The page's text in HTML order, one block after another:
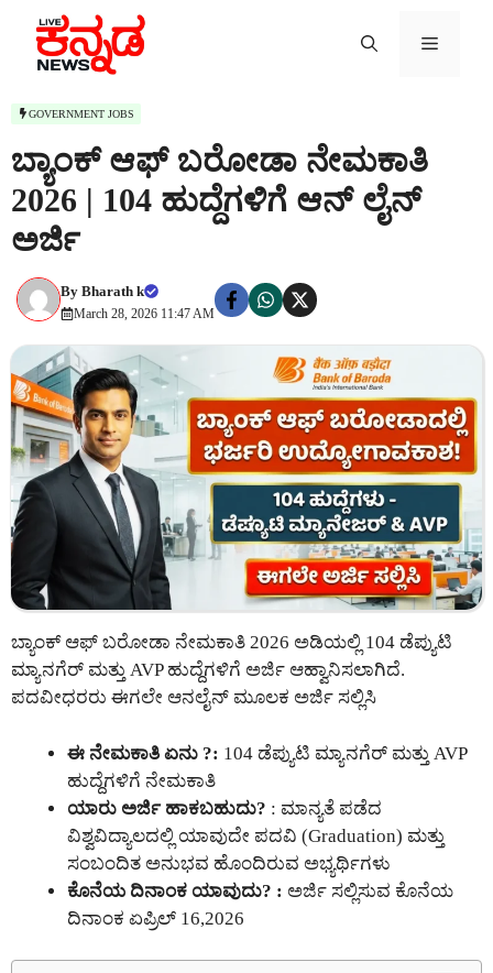
content
Menu
GOVERNMENT JOBS
ಬ್ಯಾಂಕ್ ಆಫ್ ಬರೋಡಾ ನೇಮಕಾತಿ
2026 | 104 ಹುದ್ದೆಗಳಿಗೆ ಆನ್ ಲೈನ್
ಅರ್ಜಿ
By Bharath k
March 28, 2026 11:47 AM
ಬ್ಯಾಂಕ್ ಆಫ್ ಬರೋಡಾ ನೇಮಕಾತಿ 2026 ಅಡಿಯಲ್ಲಿ 104 ಡೆಪ್ಯುಟಿ
ಮ್ಯಾನಗೆರ್ ಮತ್ತು AVP ಹುದ್ದೆಗಳಿಗೆ ಅರ್ಜಿ ಆಹ್ವಾನಿಸಲಾಗಿದೆ.
ಪದವೀಧರರು ಈಗಲೇ ಆನಲೈನ್ ಮೂಲಕ ಅರ್ಜಿ ಸಲ್ಲಿಸಿ
ಈ ನೇಮಕಾತಿ ಏನು ?: 104 ಡೆಪ್ಯುಟಿ ಮ್ಯಾನಗೆರ್ ಮತ್ತು AVP
ಹುದ್ದೆಗಳಿಗೆ ನೇಮಕಾತಿ
ಯಾರು ಅರ್ಜಿ ಹಾಕಬಹುದು? : ಮಾನ್ಯತೆ ಪಡೆದ
ವಿಶ್ವವಿದ್ಯಾಲದಲ್ಲಿ ಯಾವುದೇ ಪದವಿ (Graduation) ಮತ್ತು
ಸಂಬಂದಿತ ಅನುಭವ ಹೊಂದಿರುವ ಅಭ್ಯರ್ಥಿಗಳು
ಕೊನೆಯ ದಿನಾಂಕ ಯಾವುದು? : ಅರ್ಜಿ ಸಲ್ಲಿಸುವ ಕೊನೆಯ
ದಿನಾಂಕ ಏಪ್ರಿಲ್ 16,2026